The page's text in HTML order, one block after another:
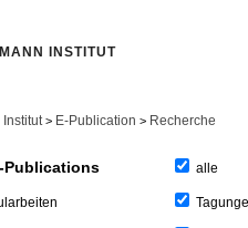
INSTITUT
Institut > E-Publication > Recherche
Publications alle